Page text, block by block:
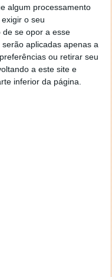
algum processamento
o seu
se opor a esse
aplicadas apenas a
ou retirar seu
a este site e
inferior da página.
o mesmo tipo
utilizam
chaves até ao
de trânsito
com função de